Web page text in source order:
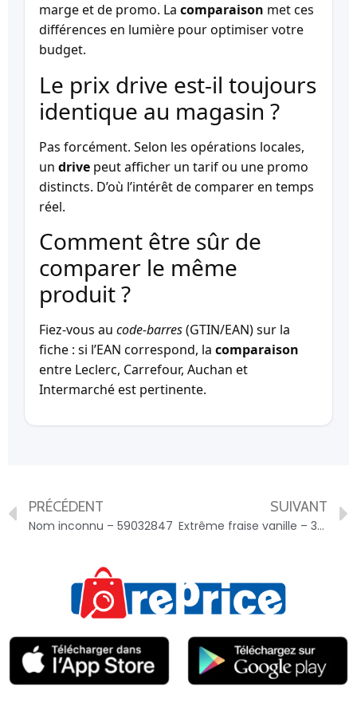
marge et de promo. La comparaison met ces
différences en lumière pour optimiser votre
budget.
Le prix drive est-il toujours
identique au magasin ?
Pas forcément. Selon les opérations locales,
un drive peut afficher un tarif ou une promo
distincts. D’où l’intérêt de comparer en temps
réel.
Comment être sûr de
comparer le même
produit ?
Fiez-vous au code-barres(GTIN/EAN) sur la
fiche : si l’EAN correspond, la comparaison
entre Leclerc, Carrefour, Auchan et
Intermarché est pertinente.
PRÉCÉDENT
Nom inconnu – 59032847
SUIVANT
Extrême fraise vanille – 3274664249991